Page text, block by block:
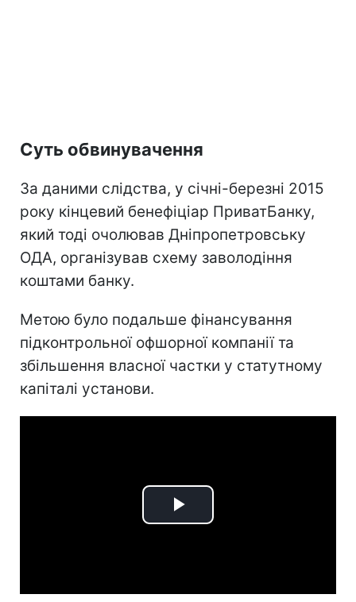
Суть обвинувачення
За даними слідства, у січні-березні 2015
року кінцевий бенефіціар ПриватБанку,
який тоді очолював Дніпропетровську
ОДА, організував схему заволодіння
коштами банку.
Метою було подальше фінансування
підконтрольної офшорної компанії та
збільшення власної частки у статутному
капіталі установи.
Play